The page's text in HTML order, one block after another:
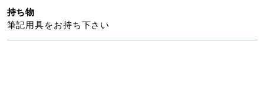
持ち物
筆記用具をお持ち下さい